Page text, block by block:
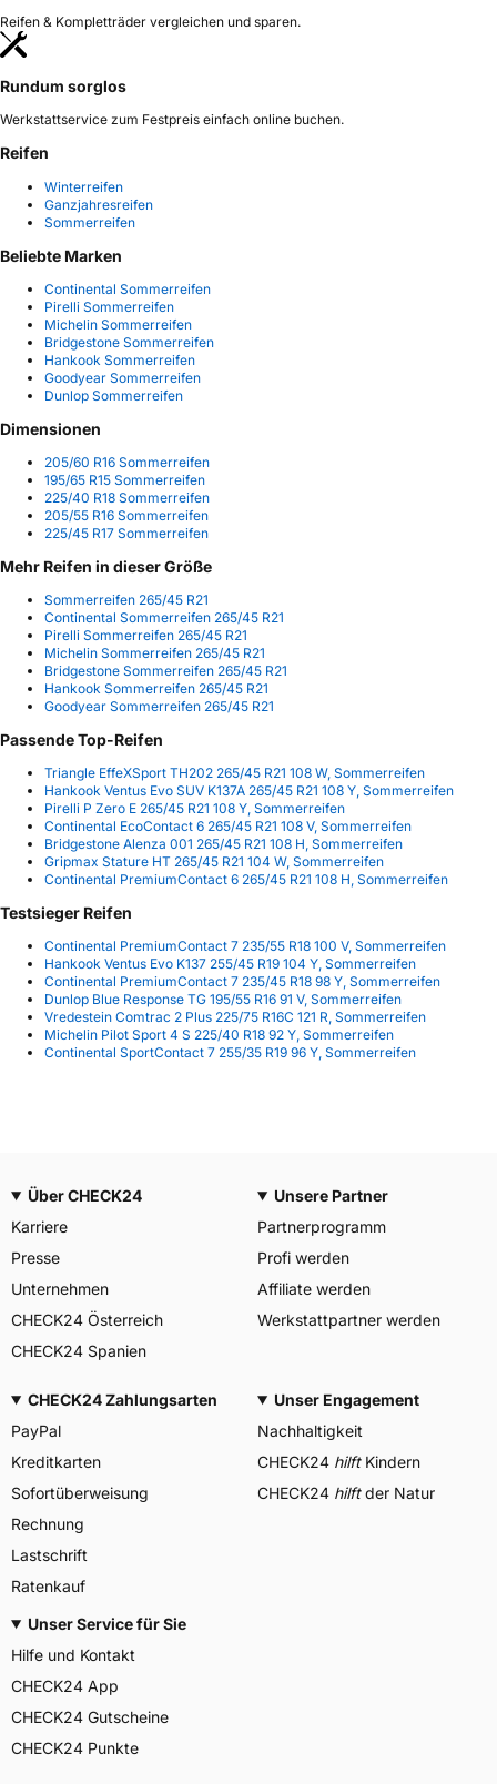
Reifen & Kompletträder vergleichen und sparen.
Rundum sorglos
Werkstattservice zum Festpreis einfach online buchen.
Reifen
Winterreifen
Ganzjahresreifen
Sommerreifen
Beliebte Marken
Continental Sommerreifen
Pirelli Sommerreifen
Michelin Sommerreifen
Bridgestone Sommerreifen
Hankook Sommerreifen
Goodyear Sommerreifen
Dunlop Sommerreifen
Dimensionen
205/60 R16 Sommerreifen
195/65 R15 Sommerreifen
225/40 R18 Sommerreifen
205/55 R16 Sommerreifen
225/45 R17 Sommerreifen
Mehr Reifen in dieser Größe
Sommerreifen 265/45 R21
Continental Sommerreifen 265/45 R21
Pirelli Sommerreifen 265/45 R21
Michelin Sommerreifen 265/45 R21
Bridgestone Sommerreifen 265/45 R21
Hankook Sommerreifen 265/45 R21
Goodyear Sommerreifen 265/45 R21
Passende Top-Reifen
Triangle EffeXSport TH202 265/45 R21 108 W, Sommerreifen
Hankook Ventus Evo SUV K137A 265/45 R21 108 Y, Sommerreifen
Pirelli P Zero E 265/45 R21 108 Y, Sommerreifen
Continental EcoContact 6 265/45 R21 108 V, Sommerreifen
Bridgestone Alenza 001 265/45 R21 108 H, Sommerreifen
Gripmax Stature HT 265/45 R21 104 W, Sommerreifen
Continental PremiumContact 6 265/45 R21 108 H, Sommerreifen
Testsieger Reifen
Continental PremiumContact 7 235/55 R18 100 V, Sommerreifen
Hankook Ventus Evo K137 255/45 R19 104 Y, Sommerreifen
Continental PremiumContact 7 235/45 R18 98 Y, Sommerreifen
Dunlop Blue Response TG 195/55 R16 91 V, Sommerreifen
Vredestein Comtrac 2 Plus 225/75 R16C 121 R, Sommerreifen
Michelin Pilot Sport 4 S 225/40 R18 92 Y, Sommerreifen
Continental SportContact 7 255/35 R19 96 Y, Sommerreifen
Über CHECK24
Karriere
Presse
Unternehmen
CHECK24 Österreich
CHECK24 Spanien
Unsere Partner
Partnerprogramm
Profi werden
Affiliate werden
Werkstattpartner werden
CHECK24 Zahlungsarten
PayPal
Kreditkarten
Sofortüberweisung
Rechnung
Lastschrift
Ratenkauf
Unser Engagement
Nachhaltigkeit
CHECK24 hilftKindern
CHECK24 hilftder Natur
Unser Service für Sie
Hilfe und Kontakt
CHECK24 App
CHECK24 Gutscheine
CHECK24 Punkte